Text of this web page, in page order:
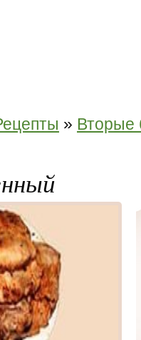
» Вторые